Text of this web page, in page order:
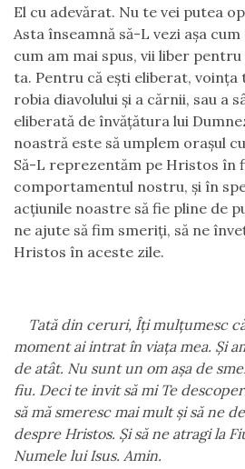
El cu adevărat. Nu te vei putea
Asta înseamnă să-L vezi aşa cum
cum am mai spus, vii liber
ta. Pentru că eşti eliberat, voinţa
robia diavolului şi a cărnii, sau a
eliberată de învăţătura lui
noastră este să umplem oraşul cu
Să-L reprezentăm pe Hristos în
comportamentul nostru, şi în
acţiunile noastre să fie pline de
ne ajute să fim smeriţi, să ne
Hristos în aceste zile.
Tată din ceruri, Îţi mulţumesc
moment ai intrat în viaţa mea. Şi
de atât. Nu sunt un om aşa de
fiu. Deci te invit să mi Te
să mă smeresc mai mult şi să ne
despre Hristos. Şi să ne atragi la
Numele lui Isus. Amin.